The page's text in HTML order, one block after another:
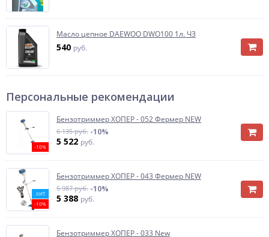
Масло цепное DAEWOO DWO100 1л. ЧЗ
540 руб.
Персональные рекомендации
-10%
Бензотриммер ХОПЕР - 052 Фермер NEW
6 135 руб. -10%
5 522 руб.
ХИТ
-10%
Бензотриммер ХОПЕР - 043 Фермер NEW
5 987 руб. -10%
5 388 руб.
Бензотриммер ХОПЕР - 033 New